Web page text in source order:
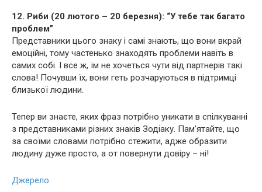
12. Риби (20 лютого – 20 березня): “У тебе так багато
проблем”
Представники цього знаку і самі знають, що вони вкрай
емоційні, тому частенько знаходять проблеми навіть в
самих собі. І все ж, їм не хочеться чути від партнерів такі
слова! Почувши їх, вони геть розчаруються в підтримці
близької людини.
Тепер ви знаєте, яких фраз потрібно уникати в спілкуванні
з представниками різних знаків Зодіаку. Пам’ятайте, що
за своїми словами потрібно стежити, адже образити
людину дуже просто, а от повернути довіру – ні!
Джерело.